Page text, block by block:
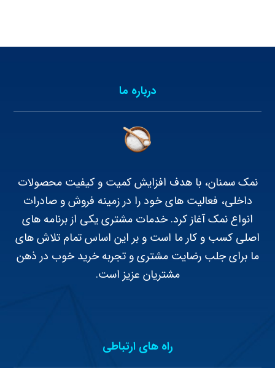
درباره ما
نمک سمنان، با هدف افزایش کمیت و کیفیت محصولات
داخلی، فعالیت های خود را در زمینه فروش و صادرات
انواع نمک آغاز کرد. خدمات مشتری یکی از برنامه های
اصلی کسب و کار ما است و بر این اساس تمام تلاش های
ما برای جلب رضایت مشتری و تجربه خرید خوب در ذهن
مشتریان عزیز است.
راه های ارتباطی